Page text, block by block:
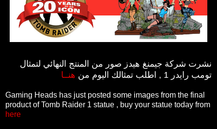
نشرت شركة جيمنغ هيدز صور من المنتج النهائي لتمثال
تومب رايدر 1 , اطلب تمثالك اليوم من
هنــا
Gaming Heads has just posted some images from the final
product of Tomb Raider 1 statue , buy your statue today from
here